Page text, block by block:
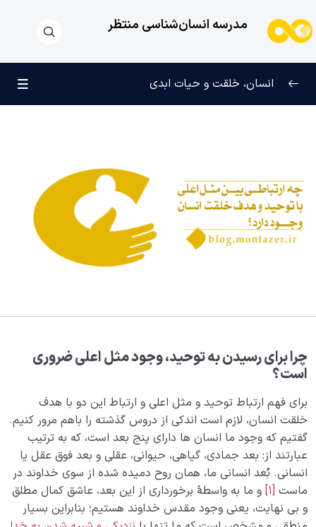
مدرسه انسان‌شناسی منتظر
خدا چیست، تصور ما از خدا با خدای واقعی چه تفاوتی
دارد؟
اولین آفریده چیست، مثل اعلی چه ویژگی‌ هایی دارد؟
شفاعت شدن یعنی چه؛ چه کسانی توانایی شفاعت ما را
علامت رشد در مسیر حق 0/5
چرا آفریده شده‌ایم؟ 0/4
راز شادی و آرامش پایدار 0/13
خانواده آسمانی انسان 0/13
انسان، خلقت و حیات ابدی
چرا برای رسیدن به توحید، وجود مثل اعلی ضروری
است؟
برای فهم ارتباط توحید و مثل اعلی و ارتباط این دو با هدف
خلقت انسان، لازم است اندکی از دروس گذشته را باهم مرور کنیم.
گفتیم که وجود ما انسان ها دارای پنج بعد است، که به ترتیب
عبارتند از: بعد جمادی، گیاهی، حیوانی، عقلی و بعد فوق عقل یا
انسانی. بُعد انسانی ما، همان روح دمیده شده از سوی خداوند در
ماست [1]
و ما به واسطۀ برخورداری از این بعد، عاشق کمال مطلق
و بی نهایت، یعنی وجود مقدس خداوند هستیم؛ بنابراین بسیار